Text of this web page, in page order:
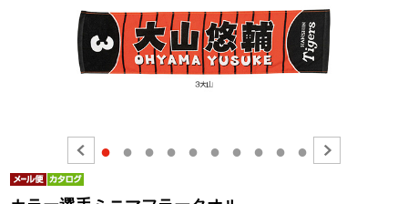
● ● ● ● ● ● ● ● ● ●